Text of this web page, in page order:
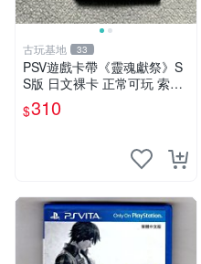
古玩基地 33
PSV遊戲卡帶《靈魂獻祭》S
S版 日文裸卡 正常可玩 索尼
專用 不退不換 次數買兩送一
靈魂獻祭 PSP-VITA PSVita
$310